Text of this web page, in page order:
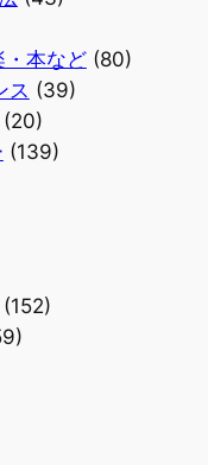
・本など(80)
ス (39)
(139)